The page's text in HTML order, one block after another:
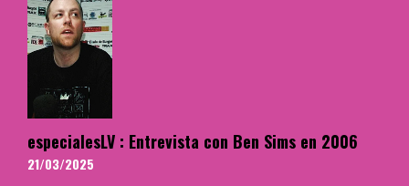
especialesLV : Entrevista con Ben Sims en 2006
21/03/2025